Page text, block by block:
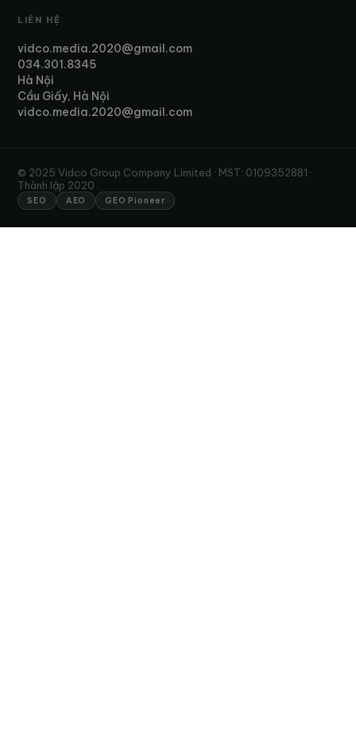
LIÊN HỆ
vidco.media.2020@gmail.com
034.301.8345
Hà Nội
Cầu Giấy, Hà Nội
vidco.media.2020@gmail.com
© 2025 Vidco Group Company Limited · MST: 0109352881 ·
Thành lập 2020
SEO AEO GEO Pioneer